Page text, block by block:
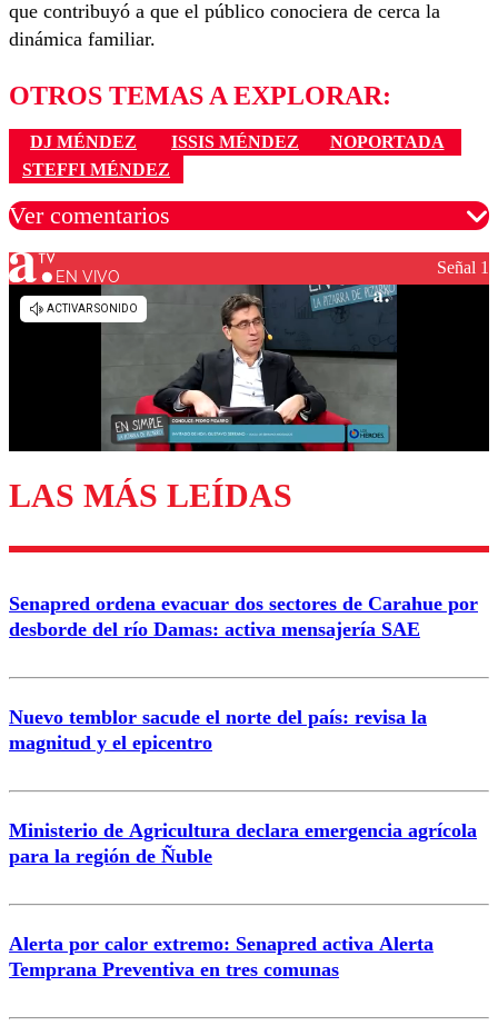
que contribuyó a que el público conociera de cerca la
dinámica familiar.
OTROS TEMAS A EXPLORAR:
DJ MÉNDEZ ISSIS MÉNDEZ
NOPORTADA
STEFFI MÉNDEZ
Ver comentarios
Los comentarios son moderados para garantizar un
diálogo respetuoso.
Enviar comentario
EN VIVO Señal 1
LAS MÁS LEÍDAS
Senapred ordena evacuar dos sectores de Carahue por
desborde del río Damas: activa mensajería SAE
Nuevo temblor sacude el norte del país: revisa la
magnitud y el epicentro
Ministerio de Agricultura declara emergencia agrícola
para la región de Ñuble
Alerta por calor extremo: Senapred activa Alerta
Temprana Preventiva en tres comunas